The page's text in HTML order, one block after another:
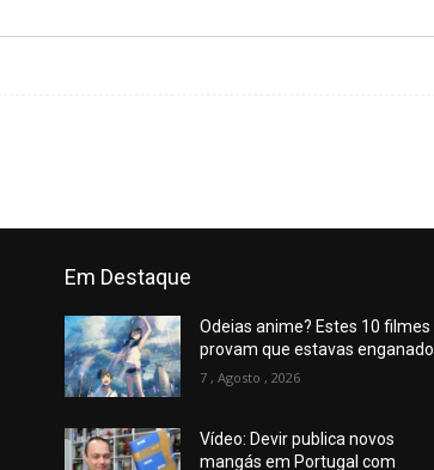
Em Destaque
Odeias anime? Estes 10 filmes
provam que estavas enganado
7 , Agosto , 2026
Vídeo: Devir publica novos
mangás em Portugal com